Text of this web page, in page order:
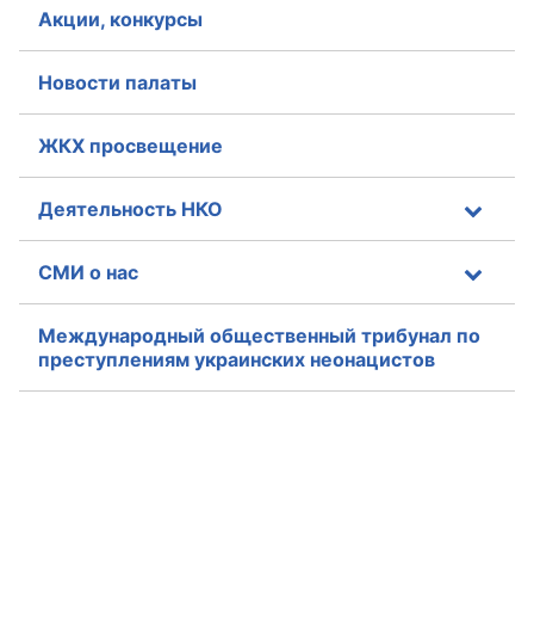
Совет ОП КО
Общественный штаб
Члены ОП КО
Регламент ОП КО
Кодекс этики ОП КО
Положения
Акции, конкурсы
Новости палаты
ЖКХ просвещение
Деятельность НКО
СМИ о нас
Международный общественный трибунал по
преступлениям украинских неонацистов